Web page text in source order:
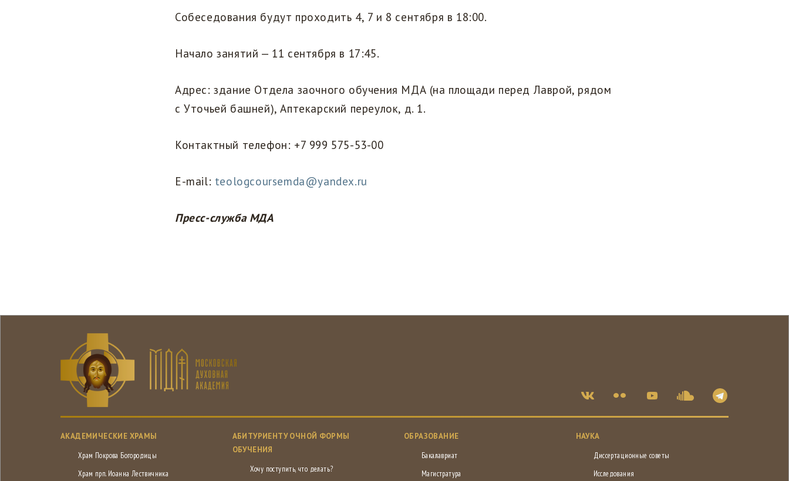
Собеседования будут проходить 4, 7 и 8 сентября в 18:00.
Начало занятий — 11 сентября в 17:45.
Адрес: здание Отдела заочного обучения МДА (на площади перед Лаврой, рядом
с Уточьей башней), Аптекарский переулок, д. 1.
Контактный телефон: +7 999 575-53-00
E-mail: teologcoursemda@yandex.ru
Пресс-служба МДА
АКАДЕМИЧЕСКИЕ ХРАМЫ
Храм Покрова Богородицы
Храм прп. Иоанна Лествичника
АБИТУРИЕНТУ ОЧНОЙ ФОРМЫ
ОБУЧЕНИЯ
Хочу поступить, что делать?
ОБРАЗОВАНИЕ
Бакалавриат
Магистратура
НАУКА
Диссертационные советы
Исследования